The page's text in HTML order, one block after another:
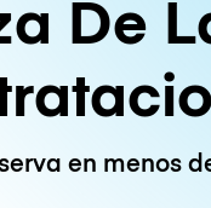
De
en menos